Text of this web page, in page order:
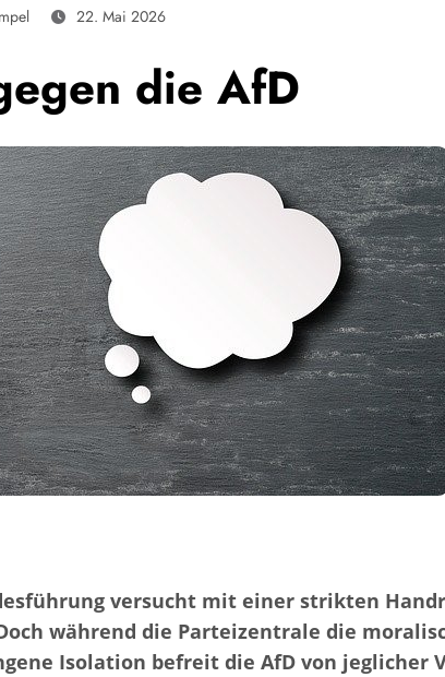
22. Mai 2026
die AfD
versucht mit einer strikten
während die Parteizentrale die
Isolation befreit die AfD von